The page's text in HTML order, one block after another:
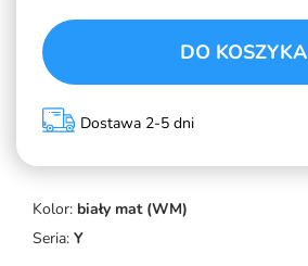
Kolor: biały mat (WM)
Seria: Y
DO KOSZYKA
Dostawa 2-5 dni